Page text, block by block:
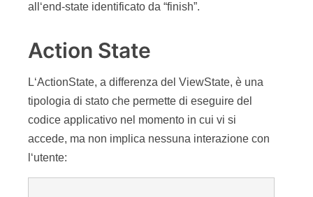
all‘end-state identificato da “finish”.
Action State
L‘ActionState, a differenza del ViewState, è una
tipologia di stato che permette di eseguire del
codice applicativo nel momento in cui vi si
accede, ma non implica nessuna interazione con
l‘utente: